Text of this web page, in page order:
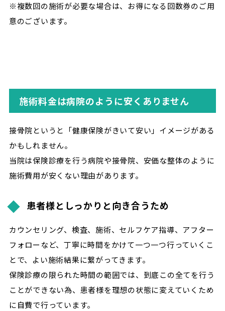
※複数回の施術が必要な場合は、お得になる回数券のご用
意のございます。
施術料金は病院のように安くありません
接骨院というと「健康保険がきいて安い」イメージがある
かもしれません。
当院は保険診療を行う病院や接骨院、安価な整体のように
施術費用が安くない理由があります。
患者様としっかりと向き合うため
カウンセリング、検査、施術、セルフケア指導、アフター
フォローなど、丁寧に時間をかけて一つ一つ行っていくこ
とで、よい施術結果に繋がってきます。
保険診療の限られた時間の範囲では、到底この全てを行う
ことができない為、患者様を理想の状態に変えていくため
に自費で行っています。